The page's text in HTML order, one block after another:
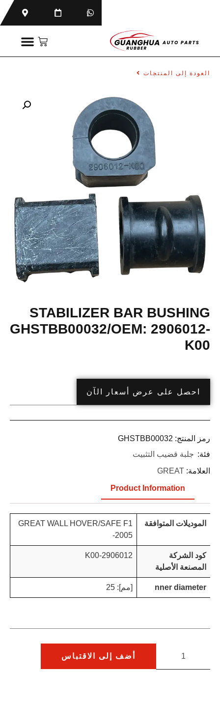
العودة إلى المنتجات
STABILIZER BAR BUSHING
GHSTBB00032/OEM: 2906012-
K00
احصل على عرض أسعار الآن
رمز المنتج: GHSTBB00032
فئة: جلبة قضيب التثبيت
العلامة: GREAT
Product Information
الموديلات المتوافقة
GREAT WALL HOVER/SAFE F1
2005-
كود الشركة
المصنعة الأصلية
2906012-K00
nner diameter [مم]: 25
أضف إلى الاقتباس